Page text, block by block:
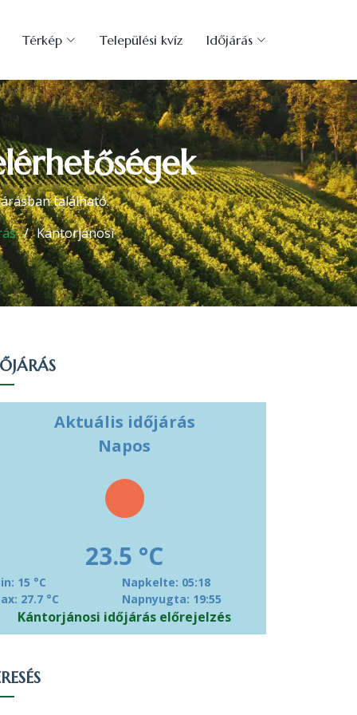
Térkép Települési kvíz Időjárás
található.
Kántorjánosi
Aktuális időjárás
Napos
23.5 °C
15 °C
27.7 °C
Napkelte: 05:18
Napnyugta: 19:55
Kántorjánosi időjárás előrejelzés